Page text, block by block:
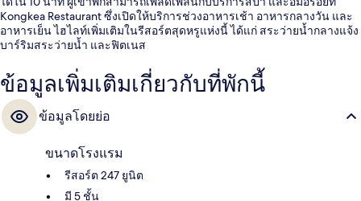
Kongkea Restaurant ซึ่งเปิดให้บริการช่วงอาหารเช้า อาหารกลางวัน และ
อาหารเย็น ไฮไลท์เพิ่มเติมในรีสอร์ตสุดหรูแห่งนี้ ได้แก่ สระว่ายน้ำกลางแจ้ง
บาร์ริมสระว่ายน้ำ และฟิตเนส
ข้อมูลเพิ่มเติมเกี่ยวกับที่พักนี้
ข้อมูลโดยย่อ
ขนาดโรงแรม
รีสอร์ต 247 ยูนิต
มี 5 ชั้น